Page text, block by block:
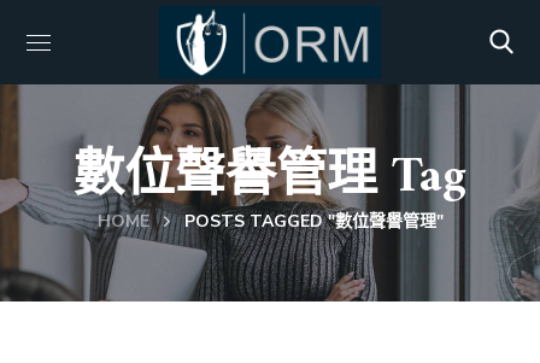
數位聲譽管理 Tag
HOME POSTS TAGGED "數位聲譽管理"